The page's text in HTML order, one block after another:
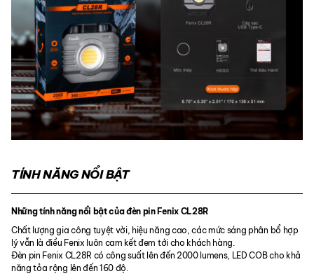
TÍNH NĂNG NỔI BẬT
Những tính năng nổi bật của đèn pin Fenix CL28R
Chất lượng gia công tuyệt vời, hiệu năng cao, các mức sáng phân bổ hợp
lý vẫn là điều Fenix luôn cam kết đem tới cho khách hàng.
Đèn pin Fenix CL28R có công suất lên đến 2000 lumens, LED COB cho khả
năng tỏa rộng lên đến 160 độ.